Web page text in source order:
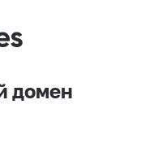
домен